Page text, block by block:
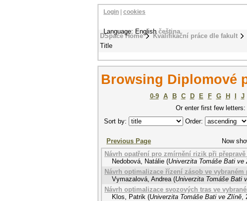
DSpace Home Kvalifikační práce dle fakult
Title
Login cookies
Language: Englishčeština
Browsing Diplomové
0-9 A B C D E F G H J
Or enter first few letters:
Sort by:
Order:
Previous Page Now
Návrh opatření pro zmírnění rizik při
Nedobová, Natálie (Univerzita Tomáše Bati ve
Návrh optimalizace řízení zásob ve vybraném
Vymazalová, Andrea (Univerzita Tomáše Bati
Návrh optimalizace svozových tras ve
Klos, Patrik (Univerzita Tomáše Bati ve Zlíně,